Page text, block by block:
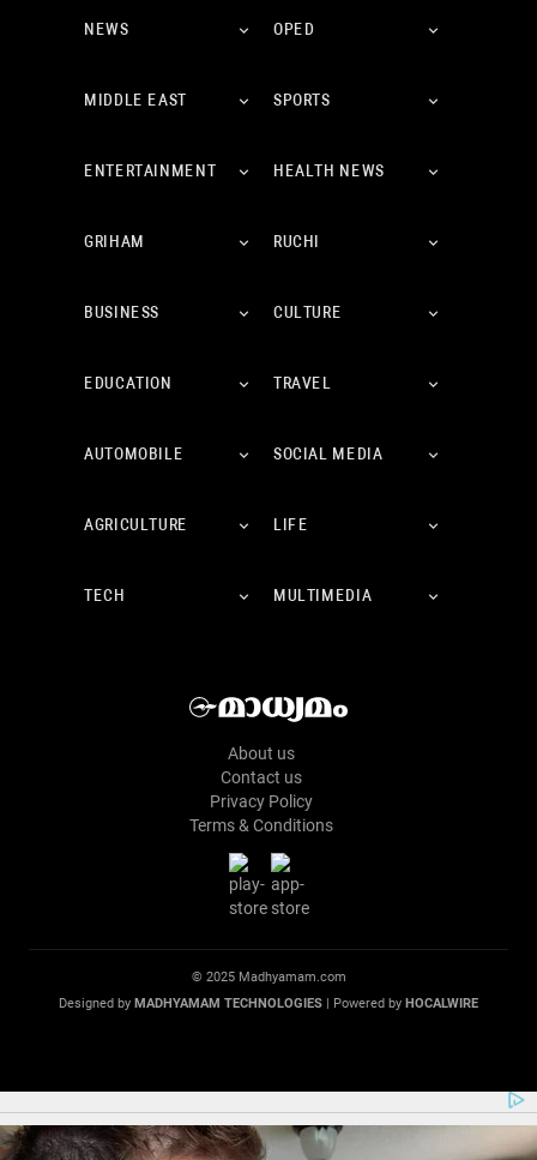
NEWS OPED
MIDDLE EAST SPORTS
ENTERTAINMENT HEALTH NEWS
GRIHAM RUCHI
BUSINESS CULTURE
EDUCATION TRAVEL
AUTOMOBILE SOCIAL MEDIA
AGRICULTURE LIFE
TECH MULTIMEDIA
About us
Contact us
Privacy Policy
Terms & Conditions
© 2025 Madhyamam.com
Designed by MADHYAMAM TECHNOLOGIES | Powered by HOCALWIRE